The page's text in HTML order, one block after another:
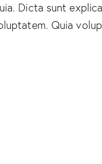
Dicta sunt
Quia